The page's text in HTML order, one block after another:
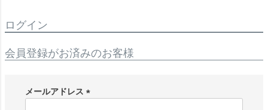
ログイン
会員登録がお済みのお客様
メールアドレス